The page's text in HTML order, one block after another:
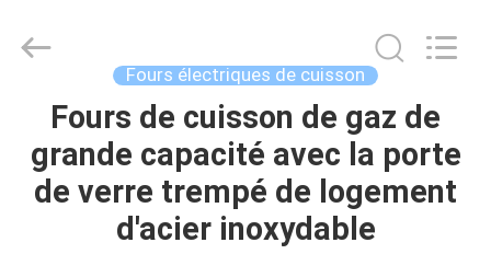
MAISON
PRODUITS
Catering
equipments
Fours électriques de cuisson
Fours de cuisson de gaz de
grande capacité avec la porte
de verre trempé de logement
d'acier inoxydable